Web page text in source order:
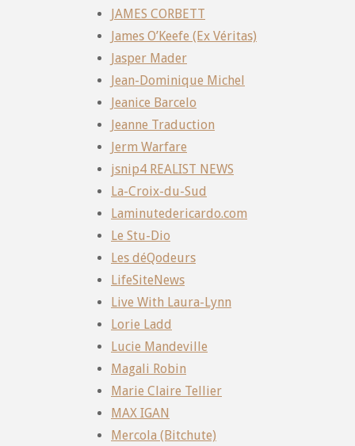
JAMES CORBETT
James O’Keefe (Ex Véritas)
Jasper Mader
Jean-Dominique Michel
Jeanice Barcelo
Jeanne Traduction
Jerm Warfare
jsnip4 REALIST NEWS
La-Croix-du-Sud
Laminutedericardo.com
Le Stu-Dio
Les déQodeurs
LifeSiteNews
Live With Laura-Lynn
Lorie Ladd
Lucie Mandeville
Magali Robin
Marie Claire Tellier
MAX IGAN
Mercola (Bitchute)